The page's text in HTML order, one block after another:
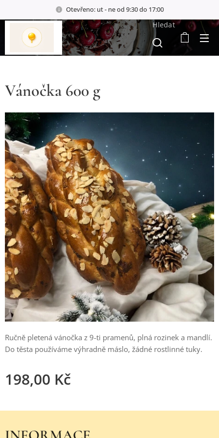
Otevřeno: ut - ne od 9:30 do 17:00
Hledat
Vánočka 600 g
Ručně pletená vánočka z 9-ti pramenů, plná rozinek a mandlí.
Do těsta používáme výhradně máslo, žádné rostlinné tuky.
198,00 Kč